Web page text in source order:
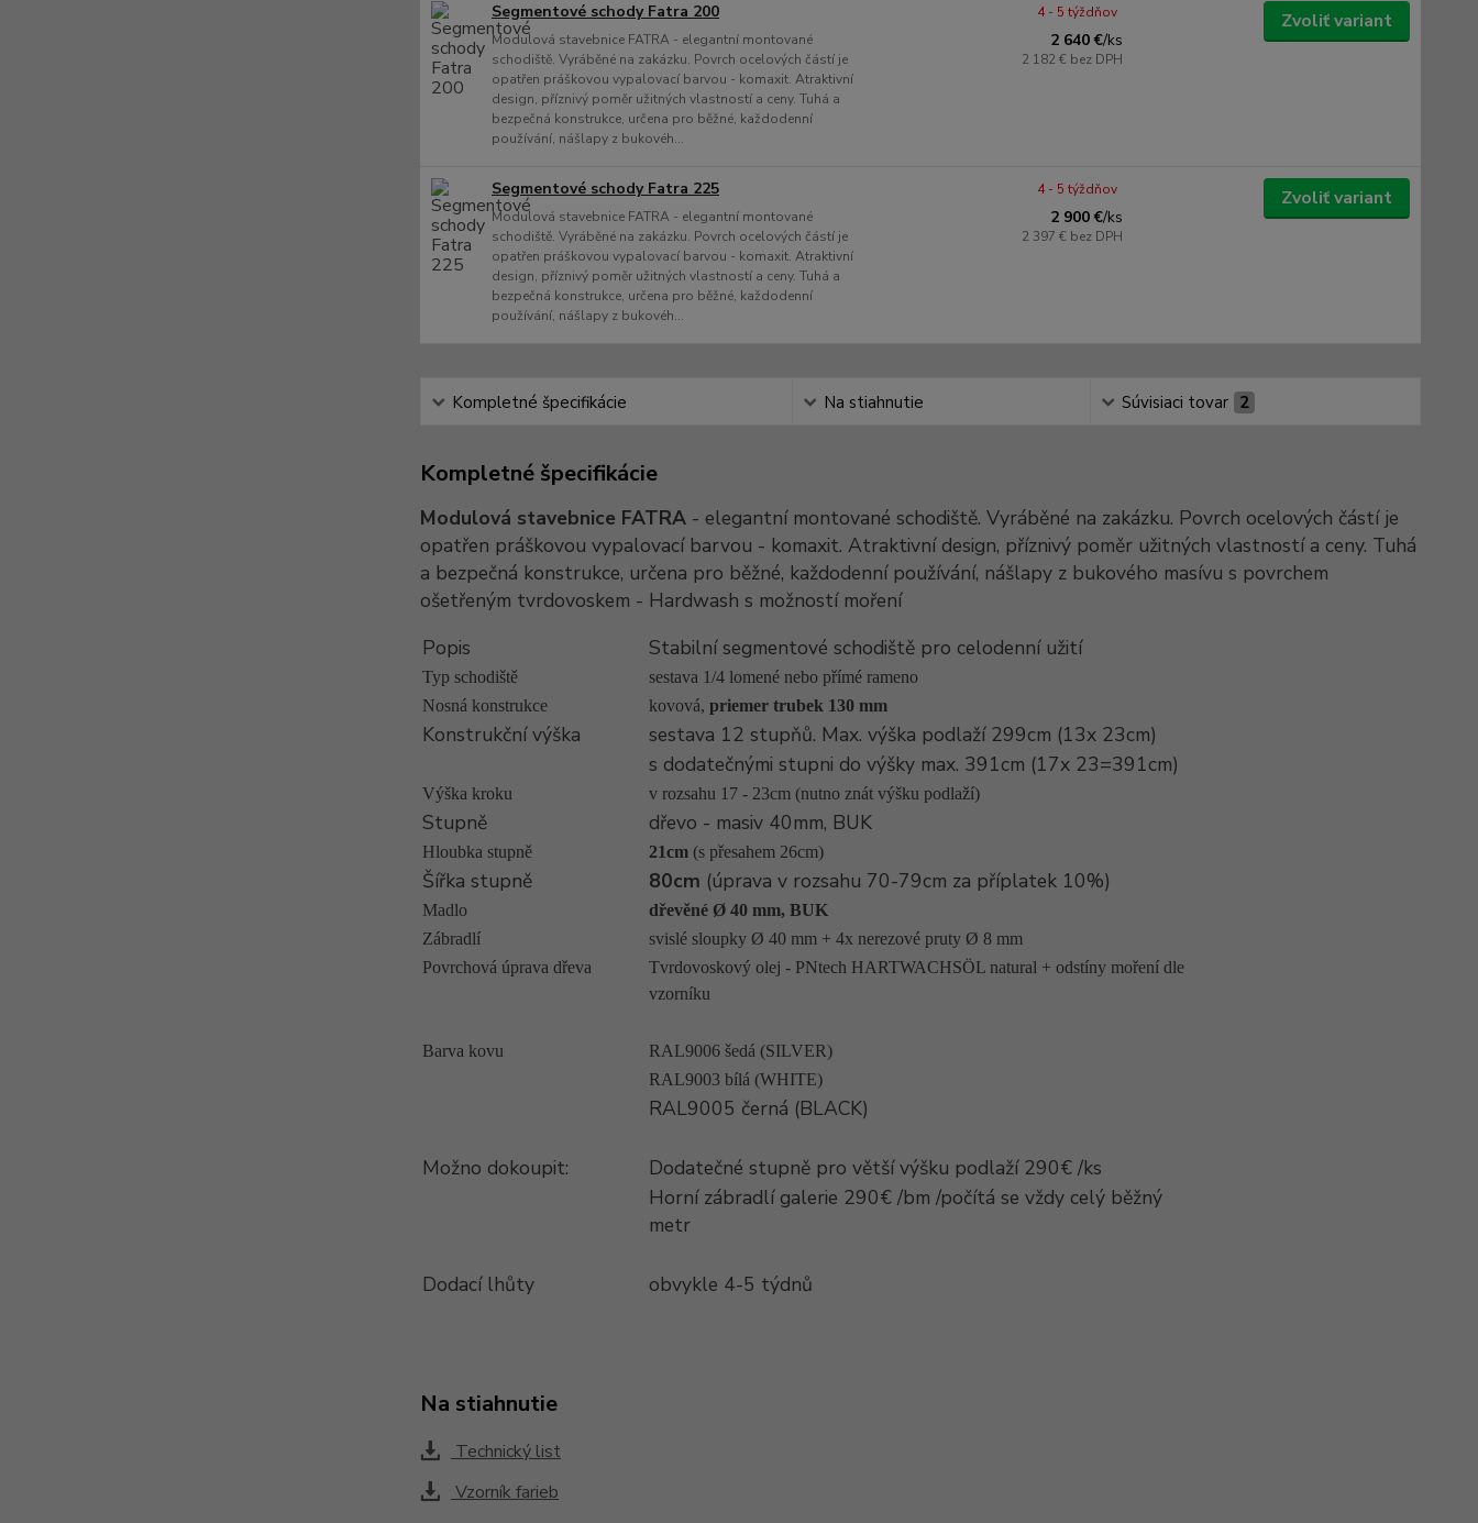
Segmentové schody Fatra 200
Modulová stavebnice FATRA - elegantní montované
schodiště. Vyráběné na zakázku. Povrch ocelových částí je
opatřen práškovou vypalovací barvou - komaxit. Atraktivní
design, příznivý poměr užitných vlastností a ceny. Tuhá a
bezpečná konstrukce, určena pro běžné, každodenní
používání, nášlapy z bukovéh...
2 640 €/ks
2 182 € bez DPH
4 - 5 týždňov Zvoliť variant
Segmentové schody Fatra 225
Modulová stavebnice FATRA - elegantní montované
schodiště. Vyráběné na zakázku. Povrch ocelových částí je
opatřen práškovou vypalovací barvou - komaxit. Atraktivní
design, příznivý poměr užitných vlastností a ceny. Tuhá a
bezpečná konstrukce, určena pro běžné, každodenní
používání, nášlapy z bukovéh...
2 900 €/ks
2 397 € bez DPH
4 - 5 týždňov Zvoliť variant
Kompletné špecifikácie Na stiahnutie Súvisiaci tovar 2
Kompletné špecifikácie
Modulová stavebnice FATRA- elegantní montované schodiště. Vyráběné na zakázku. Povrch ocelových částí je
opatřen práškovou vypalovací barvou - komaxit. Atraktivní design, příznivý poměr užitných vlastností a ceny. Tuhá
a bezpečná konstrukce, určena pro běžné, každodenní používání, nášlapy z bukového masívu s povrchem
ošetřeným tvrdovoskem - Hardwash s možností moření
Popis
Stabilní segmentové schodiště pro celodenní užití
Typ schodiště
sestava 1/4 lomené nebo přímé rameno
Nosná konstrukce
kovová, priemer trubek 130 mm
Konstrukční výška
sestava 12 stupňů. Max. výška podlaží 299cm (13x 23cm)
s dodatečnými stupni do výšky max. 391cm (17x 23=391cm)
Výška kroku v rozsahu 17 - 23cm (nutno znát výšku podlaží)
Stupně dřevo - masiv 40mm, BUK
Hloubka stupně 21cm(s přesahem 26cm)
Šířka stupně 80cm (úprava v rozsahu 70-79cm za příplatek 10%)
Madlo
dřevěné Ø 40 mm, BUK
Zábradlí
svislé sloupky Ø 40 mm + 4x nerezové pruty Ø 8 mm
Povrchová úprava dřeva
Tvrdovoskový olej - PNtech HARTWACHSÖL natural + odstíny moření dle
vzorníku
Barva kovu
RAL9006 šedá (SILVER)
RAL9003 bílá (WHITE)
RAL9005 černá (BLACK)
Možno dokoupit:
Dodatečné stupně pro větší výšku podlaží 290€ /ks
Horní zábradlí galerie 290€ /bm /počítá se vždy celý běžný
metr
Dodací lhůty obvykle 4-5 týdnů
Na stiahnutie
Technický list
Vzorník farieb